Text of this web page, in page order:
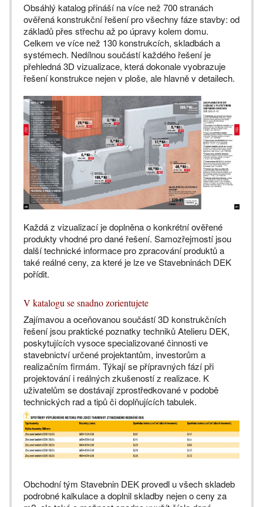
Obsáhlý katalog přináší na více než 700 stranách
ověřená konstrukční řešení pro všechny fáze stavby: od
základů přes střechu až po úpravy kolem domu.
Celkem ve více než 130 konstrukcích, skladbách a
systémech. Nedílnou součástí každého řešení je
přehledná 3D vizualizace, která dokonale vyobrazuje
řešení konstrukce nejen v ploše, ale hlavně v detailech.
Každá z vizualizací je doplněna o konkrétní ověřené
produkty vhodné pro dané řešení. Samozřejmostí jsou
další technické informace pro zpracování produktů a
také reálné ceny, za které je lze ve Stavebninách DEK
pořídit.
V katalogu se snadno zorientujete
Zajímavou a oceňovanou součástí 3D konstrukčních
řešení jsou praktické poznatky techniků Atelieru DEK,
poskytujících vysoce specializované činnosti ve
stavebnictví určené projektantům, investorům a
realizačním firmám. Týkají se přípravných fází při
projektování i reálných zkušeností z realizace. K
uživatelům se dostávají zprostředkované v podobě
technických rad a tipů či doplňujících tabulek.
Obchodní tým Stavebnin DEK provedl u všech skladeb
podrobné kalkulace a doplnil skladby nejen o ceny za